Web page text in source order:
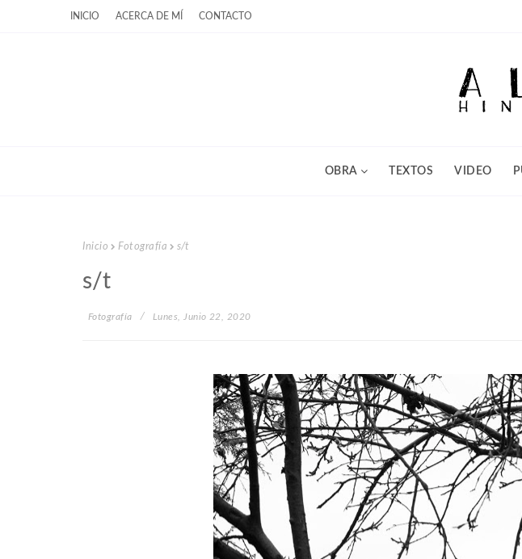
INICIO ACERCA DE MÍ CONTACTO
OBRA TEXTOS VIDEO
Inicio Fotografía s/t
s/t
Fotografía Lunes, Junio 22, 2020